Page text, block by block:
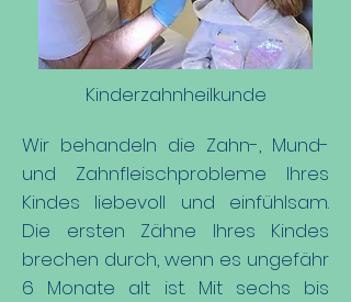
Kinderzahnheilkunde
Wir behandeln die Zahn-, Mund-
und Zahnfleischprobleme Ihres
Kindes liebevoll und einfühlsam.
Die ersten Zähne Ihres Kindes
brechen durch, wenn es ungefähr
6 Monate alt ist. Mit sechs bis